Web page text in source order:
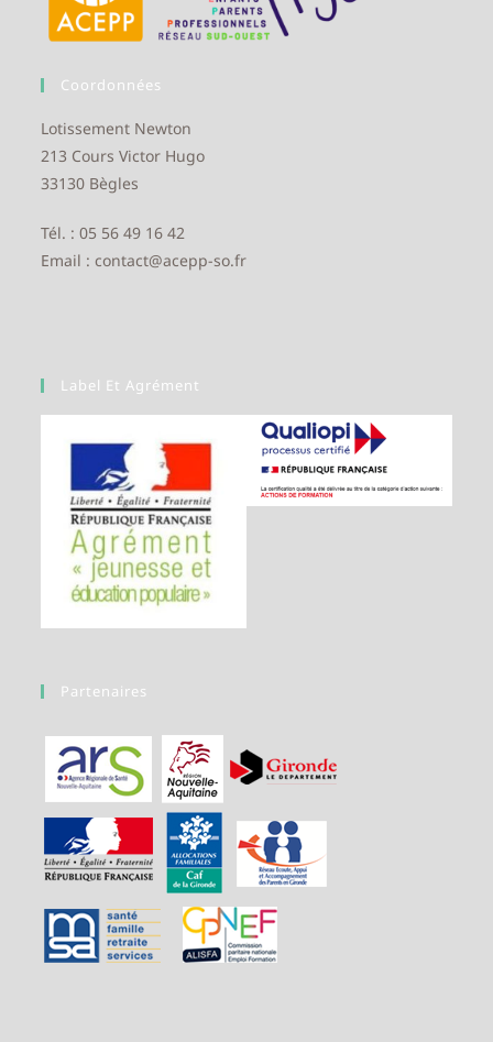
Coordonnées
Lotissement Newton
213 Cours Victor Hugo
33130 Bègles
Tél. : 05 56 49 16 42
Email : contact@acepp-so.fr
Label Et Agrément
Partenaires